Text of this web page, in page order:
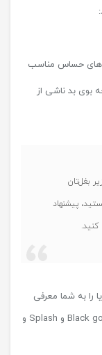
حساس مناسب
وجه بوی بد ناشی از
بغل‌تان
پیشنهاد
را به شما معرفی
کنیم باید به سراغ مدل Aloe برای خانم‌ها و مدل Black gold و Splash و